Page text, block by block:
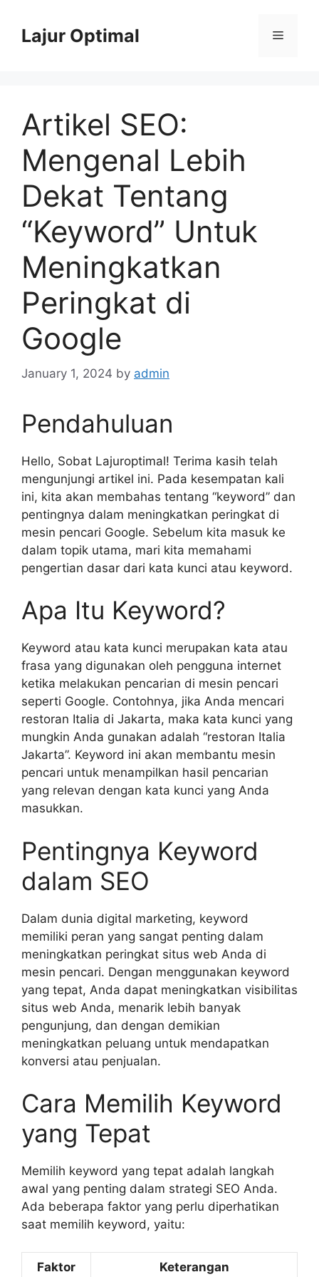
contentLajur Optimal Menu
Artikel SEO:
Mengenal Lebih
Dekat Tentang
“Keyword” Untuk
Meningkatkan
Peringkat di
Google
January 1, 2024 by admin
Pendahuluan
Hello, Sobat Lajuroptimal! Terima kasih telah
mengunjungi artikel ini. Pada kesempatan kali
ini, kita akan membahas tentang “keyword” dan
pentingnya dalam meningkatkan peringkat di
mesin pencari Google. Sebelum kita masuk ke
dalam topik utama, mari kita memahami
pengertian dasar dari kata kunci atau keyword.
Apa Itu Keyword?
Keyword atau kata kunci merupakan kata atau
frasa yang digunakan oleh pengguna internet
ketika melakukan pencarian di mesin pencari
seperti Google. Contohnya, jika Anda mencari
restoran Italia di Jakarta, maka kata kunci yang
mungkin Anda gunakan adalah “restoran Italia
Jakarta”. Keyword ini akan membantu mesin
pencari untuk menampilkan hasil pencarian
yang relevan dengan kata kunci yang Anda
masukkan.
Pentingnya Keyword
dalam SEO
Dalam dunia digital marketing, keyword
memiliki peran yang sangat penting dalam
meningkatkan peringkat situs web Anda di
mesin pencari. Dengan menggunakan keyword
yang tepat, Anda dapat meningkatkan visibilitas
situs web Anda, menarik lebih banyak
pengunjung, dan dengan demikian
meningkatkan peluang untuk mendapatkan
konversi atau penjualan.
Cara Memilih Keyword
yang Tepat
Memilih keyword yang tepat adalah langkah
awal yang penting dalam strategi SEO Anda.
Ada beberapa faktor yang perlu diperhatikan
saat memilih keyword, yaitu:
Faktor Keterangan